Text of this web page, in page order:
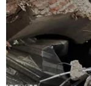
Ủy ban Kinh tế
Liên hợp quốc
báo dịch
này tăng